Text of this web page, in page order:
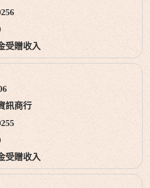
受贈收入
訊商行
受贈收入